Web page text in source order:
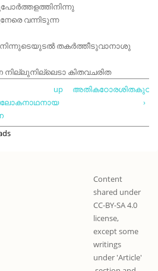
വന്നിടുന്ന
തകർത്തീടുവാനാശു
നില്ലുനില്ലെടാ കിതവചരിത
up
›
Content
shared under
CC-BY-SA 4.0
license,
except some
writings
under 'Article'